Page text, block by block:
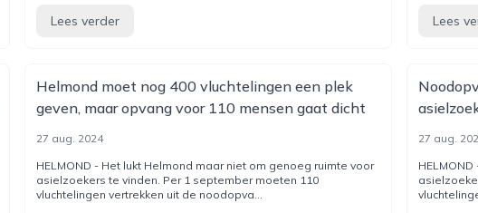
Lees verder Lees
Helmond moet nog 400 vluchtelingen een plek
geven, maar opvang voor 110 mensen gaat dicht
27 aug. 2024
HELMOND - Het lukt Helmond maar niet om genoeg ruimte voor
asielzoekers te vinden. Per 1 september moeten 110
vluchtelingen vertrekken uit de noodopva...
27 aug.